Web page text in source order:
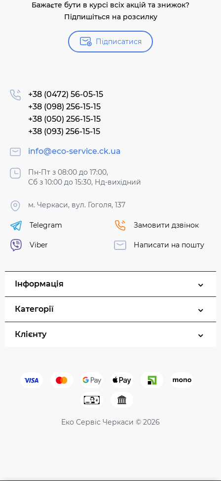
Бажаєте бути в курсі всіх акцій та знижок?
Підпишіться на розсилку
Підписатися
+38 (0472) 56-05-15
+38 (098) 256-15-15
+38 (050) 256-15-15
+38 (093) 256-15-15
info@eco-service.ck.ua
Пн-Пт з 08:00 до 17:00,
Сб з 10:00 до 15:30, Нд-вихідний
м. Черкаси, вул. Гоголя, 137
Telegram
Viber
Замовити дзвінок
Написати на пошту
Інформація
Категорії
Клієнту
Еко Сервіс Черкаси © 2026